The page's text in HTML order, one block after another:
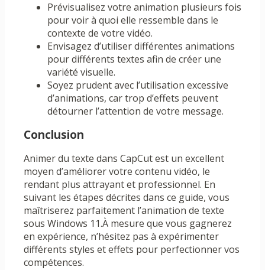
Prévisualisez votre animation plusieurs fois
pour voir à quoi elle ressemble dans le
contexte de votre vidéo.
Envisagez d’utiliser différentes animations
pour différents textes afin de créer une
variété visuelle.
Soyez prudent avec l’utilisation excessive
d’animations, car trop d’effets peuvent
détourner l’attention de votre message.
Conclusion
Animer du texte dans CapCut est un excellent
moyen d’améliorer votre contenu vidéo, le
rendant plus attrayant et professionnel. En
suivant les étapes décrites dans ce guide, vous
maîtriserez parfaitement l’animation de texte
sous Windows 11.À mesure que vous gagnerez
en expérience, n’hésitez pas à expérimenter
différents styles et effets pour perfectionner vos
compétences.